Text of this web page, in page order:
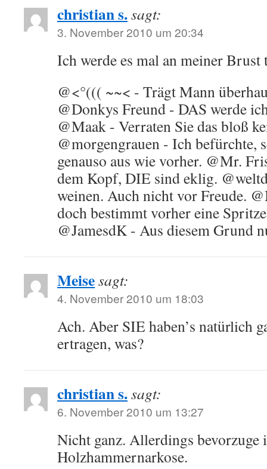
christian s.sagt:
3. November 2010 um 20:34
Ich werde es mal an meiner Brust
@<°((( ~~< - Trägt Mann
@Donkys Freund - DAS werde
@Maak - Verraten Sie das bloß
@morgengrauen - Ich befürchte,
genauso aus wie vorher. @Mr.
dem Kopf, DIE sind eklig.
weinen. Auch nicht vor Freude.
doch bestimmt vorher eine
@JamesdK - Aus diesem Grund
Meisesagt:
4. November 2010 um 18:03
Ach. Aber SIE haben’s natürlich
ertragen, was?
christian s.sagt:
6. November 2010 um 13:27
Nicht ganz. Allerdings bevorzuge
Holzhammernarkose.